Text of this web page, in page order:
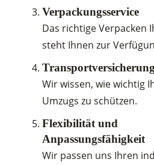
Verpackungsservice
Das richtige Verpacken
steht Ihnen zur
Transportversicherung
Wir wissen, wie wichtig
Umzugs zu schützen.
Flexibilität und
Anpassungsfähigkeit
Wir passen uns Ihren